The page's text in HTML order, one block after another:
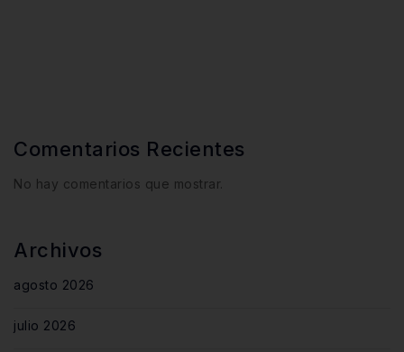
Comentarios Recientes
No hay comentarios que mostrar.
Archivos
agosto 2026
julio 2026